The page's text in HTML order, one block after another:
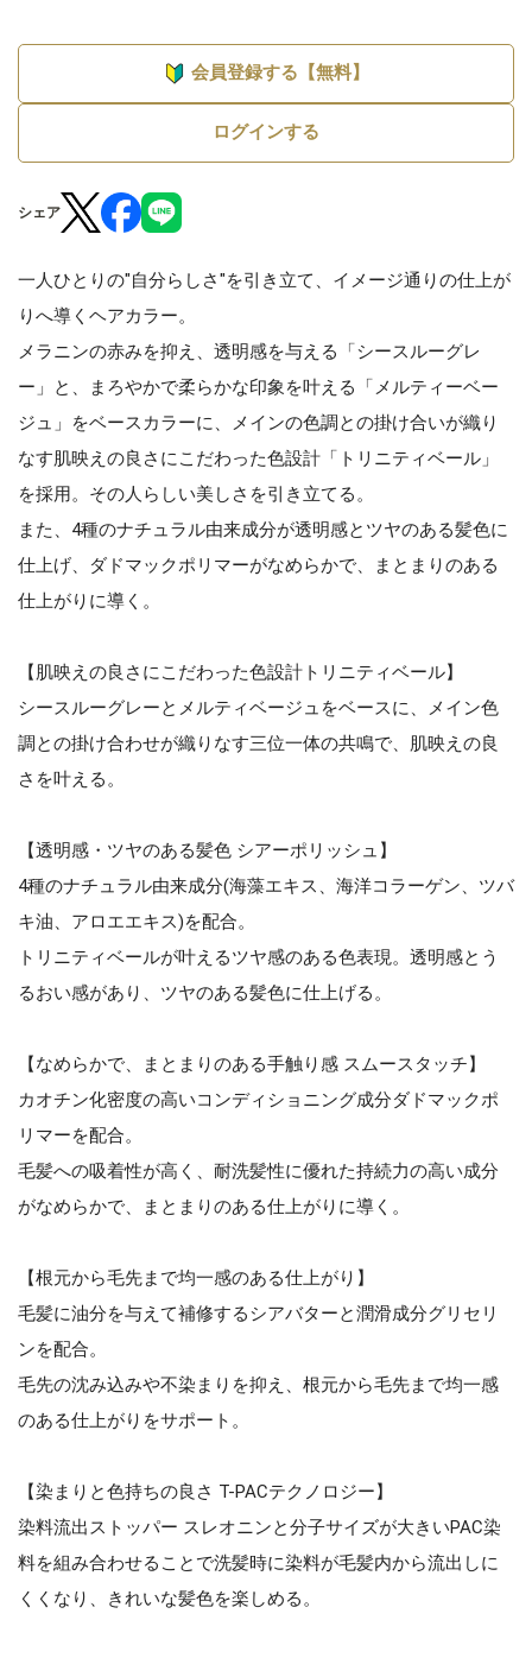
会員登録する【無料】
ログインする
シェア
一人ひとりの"自分らしさ"を引き立て、イメージ通りの仕上が
りへ導くヘアカラー。
メラニンの赤みを抑え、透明感を与える「シースルーグレ
ー」と、まろやかで柔らかな印象を叶える「メルティーベー
ジュ」をベースカラーに、メインの色調との掛け合いが織り
なす肌映えの良さにこだわった色設計「トリニティベール」
を採用。その人らしい美しさを引き立てる。
また、4種のナチュラル由来成分が透明感とツヤのある髪色に
仕上げ、ダドマックポリマーがなめらかで、まとまりのある
仕上がりに導く。
【肌映えの良さにこだわった色設計トリニティベール】
シースルーグレーとメルティベージュをベースに、メイン色
調との掛け合わせが織りなす三位一体の共鳴で、肌映えの良
さを叶える。
【透明感・ツヤのある髪色 シアーポリッシュ】
4種のナチュラル由来成分(海藻エキス、海洋コラーゲン、ツバ
キ油、アロエエキス)を配合。
トリニティベールが叶えるツヤ感のある色表現。透明感とう
るおい感があり、ツヤのある髪色に仕上げる。
【なめらかで、まとまりのある手触り感 スムースタッチ】
カオチン化密度の高いコンディショニング成分ダドマックポ
リマーを配合。
毛髪への吸着性が高く、耐洗髪性に優れた持続力の高い成分
がなめらかで、まとまりのある仕上がりに導く。
【根元から毛先まで均一感のある仕上がり】
毛髪に油分を与えて補修するシアバターと潤滑成分グリセリ
ンを配合。
毛先の沈み込みや不染まりを抑え、根元から毛先まで均一感
のある仕上がりをサポート。
【染まりと色持ちの良さ T-PACテクノロジー】
染料流出ストッパー スレオニンと分子サイズが大きいPAC染
料を組み合わせることで洗髪時に染料が毛髪内から流出しに
くくなり、きれいな髪色を楽しめる。